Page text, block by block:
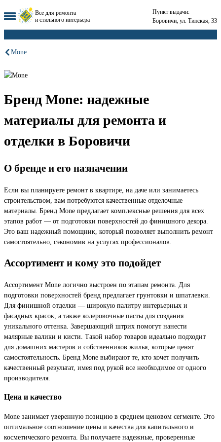
Все для ремонта
и стильного интерьера
Пункт выдачи:
Боровичи, ул. Тинская, 33
Mone
Бренд Mone: надежные
материалы для ремонта и
отделки в Боровичи
О бренде и его назначении
Если вы планируете ремонт в квартире, на даче или занимаетесь
строительством, вам потребуются качественные отделочные
материалы. Бренд Mone предлагает комплексные решения для всех
этапов работ — от подготовки поверхностей до финишного декора.
Это ваш надежный помощник, который позволяет выполнить ремонт
самостоятельно, сэкономив на услугах профессионалов.
Ассортимент и кому это подойдет
Ассортимент Mone логично выстроен по этапам ремонта. Для
подготовки поверхностей бренд предлагает грунтовки и шпатлевки.
Для финишной отделки — широкую палитру интерьерных и
фасадных красок, а также колеровочные пасты для создания
уникального оттенка. Завершающий штрих помогут нанести
малярные валики и кисти. Такой набор товаров идеально подходит
для домашних мастеров и собственников жилья, которые ценят
самостоятельность. Бренд Mone выбирают те, кто хочет получить
качественный результат, имея под рукой все необходимое от одного
производителя.
Цена и качество
Mone занимает уверенную позицию в среднем ценовом сегменте. Это
оптимальное соотношение цены и качества для капитального и
косметического ремонта. Вы получаете надежные, проверенные